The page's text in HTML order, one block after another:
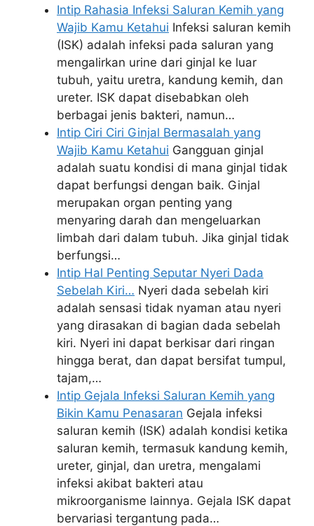
Intip Rahasia Infeksi Saluran Kemih yang
Wajib Kamu Ketahui Infeksi saluran kemih
(ISK) adalah infeksi pada saluran yang
mengalirkan urine dari ginjal ke luar
tubuh, yaitu uretra, kandung kemih, dan
ureter. ISK dapat disebabkan oleh
berbagai jenis bakteri, namun…
Intip Ciri Ciri Ginjal Bermasalah yang
Wajib Kamu Ketahui Gangguan ginjal
adalah suatu kondisi di mana ginjal tidak
dapat berfungsi dengan baik. Ginjal
merupakan organ penting yang
menyaring darah dan mengeluarkan
limbah dari dalam tubuh. Jika ginjal tidak
berfungsi…
Intip Hal Penting Seputar Nyeri Dada
Sebelah Kiri… Nyeri dada sebelah kiri
adalah sensasi tidak nyaman atau nyeri
yang dirasakan di bagian dada sebelah
kiri. Nyeri ini dapat berkisar dari ringan
hingga berat, dan dapat bersifat tumpul,
tajam,…
Intip Gejala Infeksi Saluran Kemih yang
Bikin Kamu Penasaran Gejala infeksi
saluran kemih (ISK) adalah kondisi ketika
saluran kemih, termasuk kandung kemih,
ureter, ginjal, dan uretra, mengalami
infeksi akibat bakteri atau
mikroorganisme lainnya. Gejala ISK dapat
bervariasi tergantung pada…